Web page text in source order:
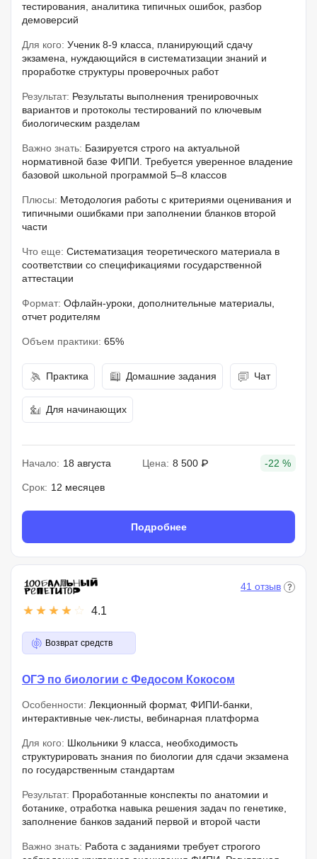
тестирования, аналитика типичных ошибок, разбор
демоверсий
Для кого: Ученик 8-9 класса, планирующий сдачу
экзамена, нуждающийся в систематизации знаний и
проработке структуры проверочных работ
Результат: Результаты выполнения тренировочных
вариантов и протоколы тестирований по ключевым
биологическим разделам
Важно знать: Базируется строго на актуальной
нормативной базе ФИПИ. Требуется уверенное владение
базовой школьной программой 5–8 классов
Плюсы: Методология работы с критериями оценивания и
типичными ошибками при заполнении бланков второй
части
Что еще: Систематизация теоретического материала в
соответствии со спецификациями государственной
аттестации
Формат: Офлайн-уроки, дополнительные материалы,
отчет родителям
Объем практики: 65%
Практика Домашние задания Чат
Для начинающих
Начало: 18 августа Цена: 8 500 ₽ -22 %
Срок: 12 месяцев
Подробнее
4.1
41 отзыв
Возврат средств
ОГЭ по биологии с Федосом Кокосом
Особенности: Лекционный формат, ФИПИ-банки,
интерактивные чек-листы, вебинарная платформа
Для кого: Школьники 9 класса, необходимость
структурировать знания по биологии для сдачи экзамена
по государственным стандартам
Результат: Проработанные конспекты по анатомии и
ботанике, отработка навыка решения задач по генетике,
заполнение банков заданий первой и второй части
Важно знать: Работа с заданиями требует строгого